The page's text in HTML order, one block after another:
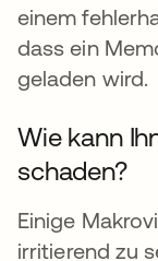
einem
dass ein
geladen wird.
Wie kann
schaden?
Einige
irritierend zu